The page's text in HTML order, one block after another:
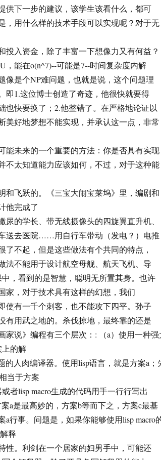
供下一步的建议，该学生该看什么，都可
，用什么样的技术手段可以实现呢？对于无
投入资金，除了丰富一下想像力又有何益？
，能在o(n^7)--可能是7--时间复杂度内解
像是个NP难问题，也就是说，这个问题理
即1.这位博士创造了奇迹，他很快就要得
也快要换了；2.他整错了。在严格地论证以
美好地梦想不能实现，并承认这一点，非常
能未来的一个重要的方法：你是否具有实现
不太知道能力应该如何，不过，对于这种能
和飞跃的。《三宝大闹宝莱坞》里，编剧和
他完成了
的学长、带无线摄像头的四旋翼直升机、
送去医院……用自行车带动（发电？）电推
不起，但是这些做法有个共同的特点，
法不能用于设计航空母舰、航天飞机、导
，看到的是智慧，聪明无所置其身。也许
家，对于技术具有这样的幻想，我们
使有一千个刺客，也不能攻下四平。孙子
有用武之地的。杀伐掠地，最终靠的还是
家说》编程有三个层次：: （a）使用一种强
的解
的人肉编译器。使用lisp语言，就是方案a；
当于方案
者lisp macro生成的代码用手一行行写出
a是最高妙的，方案b等而下之，方案c最基
行事。问题是，如果你能够使用lisp macro
释
性。利剑在一个居家的妇男手中，可能还